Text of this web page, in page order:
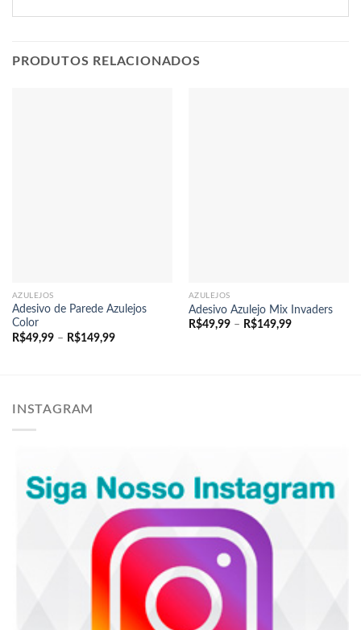
PRODUTOS RELACIONADOS
AZULEJOS
Adesivo de Parede Azulejos
Color
R$49,99 – R$149,99Faixa
AZULEJOS
Adesivo Azulejo Mix Invaders
R$49,99 – R$149,99Faixa
INSTAGRAM